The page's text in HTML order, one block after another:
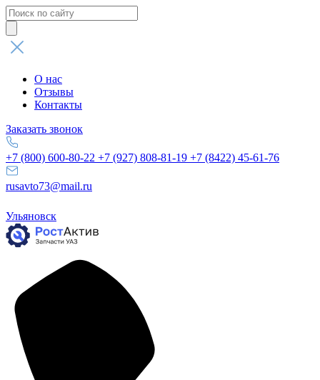
Поиск
товаров
О нас
Отзывы
Контакты
Заказать звонок
+7 (800) 600-80-22 +7 (927) 808-81-19 +7 (8422) 45-61-76
rusavto73@mail.ru
Ульяновск